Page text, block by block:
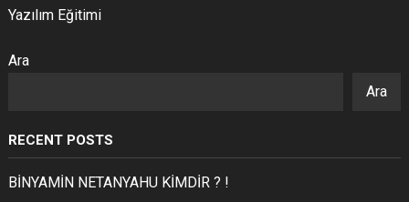
Yazılım Eğitimi
Ara
Ara
RECENT POSTS
BİNYAMİN NETANYAHU KİMDİR ? !